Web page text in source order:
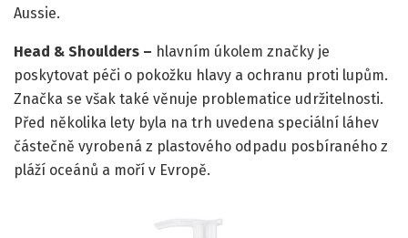
Aussie.
Head & Shoulders – hlavním úkolem značky je
poskytovat péči o pokožku hlavy a ochranu proti lupům.
Značka se však také věnuje problematice udržitelnosti.
Před několika lety byla na trh uvedena speciální láhev
částečně vyrobená z plastového odpadu posbíraného z
pláží oceánů a moří v Evropě.